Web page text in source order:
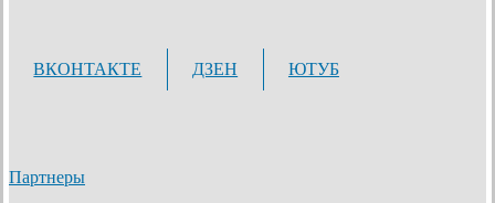
ВКОНТАКТЕ ДЗЕН ЮТУБ
Партнеры